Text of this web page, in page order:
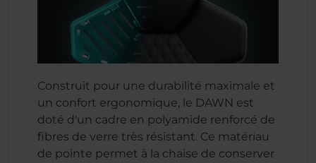
Construit pour une durabilité maximale et
un confort ergonomique, le DAWN est
doté d'un cadre en polyamide renforcé de
fibres de verre très résistant. Ce matériau
de pointe permet à la chaise de conserver